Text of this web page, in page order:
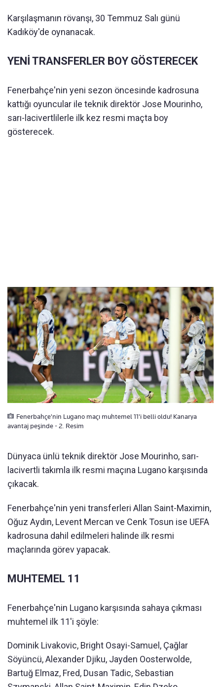
Karşılaşmanın rövanşı, 30 Temmuz Salı günü
Kadıköy'de oynanacak.
YENİ TRANSFERLER BOY GÖSTERECEK
Fenerbahçe'nin yeni sezon öncesinde kadrosuna
kattığı oyuncular ile teknik direktör Jose Mourinho,
sarı-lacivertlilerle ilk kez resmi maçta boy
gösterecek.
Fenerbahçe'nin Lugano maçı muhtemel 11'i belli oldu! Kanarya
avantaj peşinde - 2. Resim
Dünyaca ünlü teknik direktör Jose Mourinho, sarı-
lacivertli takımla ilk resmi maçına Lugano karşısında
çıkacak.
Fenerbahçe'nin yeni transferleri Allan Saint-Maximin,
Oğuz Aydın, Levent Mercan ve Cenk Tosun ise UEFA
kadrosuna dahil edilmeleri halinde ilk resmi
maçlarında görev yapacak.
MUHTEMEL 11
Fenerbahçe'nin Lugano karşısında sahaya çıkması
muhtemel ilk 11'i şöyle:
Dominik Livakovic, Bright Osayi-Samuel, Çağlar
Söyüncü, Alexander Djiku, Jayden Oosterwolde,
Bartuğ Elmaz, Fred, Dusan Tadic, Sebastian